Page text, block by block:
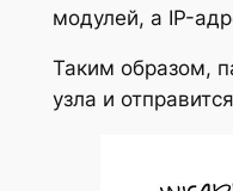
модулей, а IP-
Таким образом,
узла и